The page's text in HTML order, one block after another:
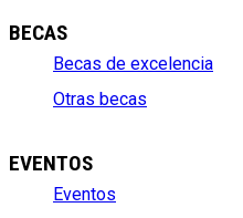
BECAS
Becas de excelencia
Otras becas
EVENTOS
Eventos